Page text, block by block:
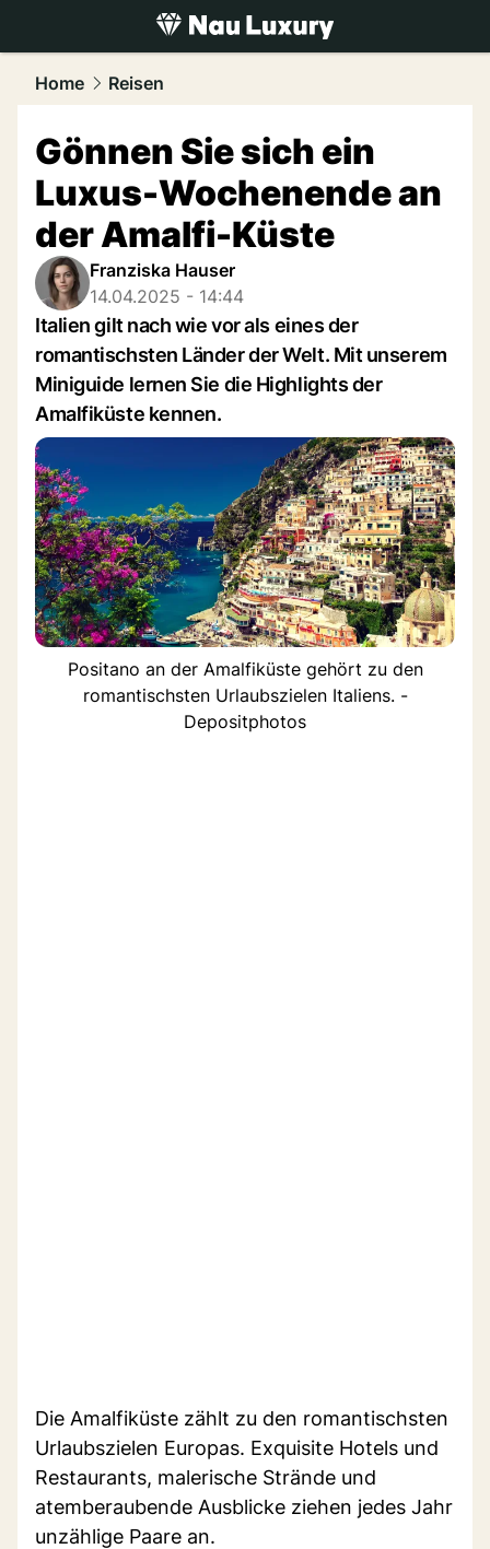
luxury.NAU.ch
Home Reisen
Gönnen Sie sich ein
Luxus-Wochenende an
der Amalfi-Küste
Franziska Hauser
14.04.2025 - 14:44
Italien gilt nach wie vor als eines der
romantischsten Länder der Welt. Mit unserem
Miniguide lernen Sie die Highlights der
Amalfiküste kennen.
Positano an der Amalfiküste gehört zu den
romantischsten Urlaubszielen Italiens. -
Depositphotos
Die Amalfiküste zählt zu den romantischsten
Urlaubszielen Europas. Exquisite Hotels und
Restaurants, malerische Strände und
atemberaubende Ausblicke ziehen jedes Jahr
unzählige Paare an.